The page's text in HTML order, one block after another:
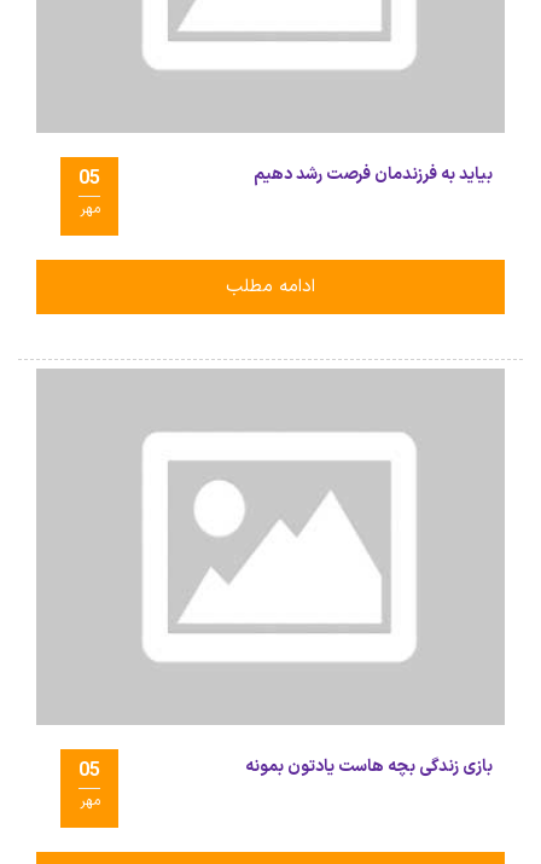
05
مهر
بیاید به فرزندمان فرصت رشد دهیم
ادامه مطلب
05
مهر
بازی زندگی بچه هاست یادتون بمونه